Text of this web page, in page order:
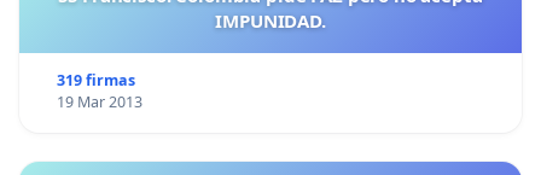
IMPUNIDAD.
319 firmas
19 Mar 2013